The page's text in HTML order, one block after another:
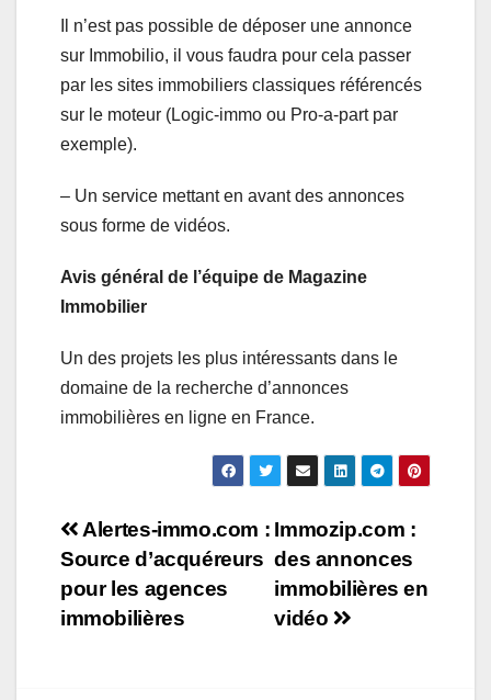
Il n’est pas possible de déposer une annonce
sur Immobilio, il vous faudra pour cela passer
par les sites immobiliers classiques référencés
sur le moteur (Logic-immo ou Pro-a-part par
exemple).
– Un service mettant en avant des annonces
sous forme de vidéos.
Avis général de l’équipe de Magazine
Immobilier
Un des projets les plus intéressants dans le
domaine de la recherche d’annonces
immobilières en ligne en France.
Navigation
de
l’article
Immozip.com :
des annonces
immobilières en
vidéo
Alertes-immo.com :
Source d’acquéreurs
pour les agences
immobilières